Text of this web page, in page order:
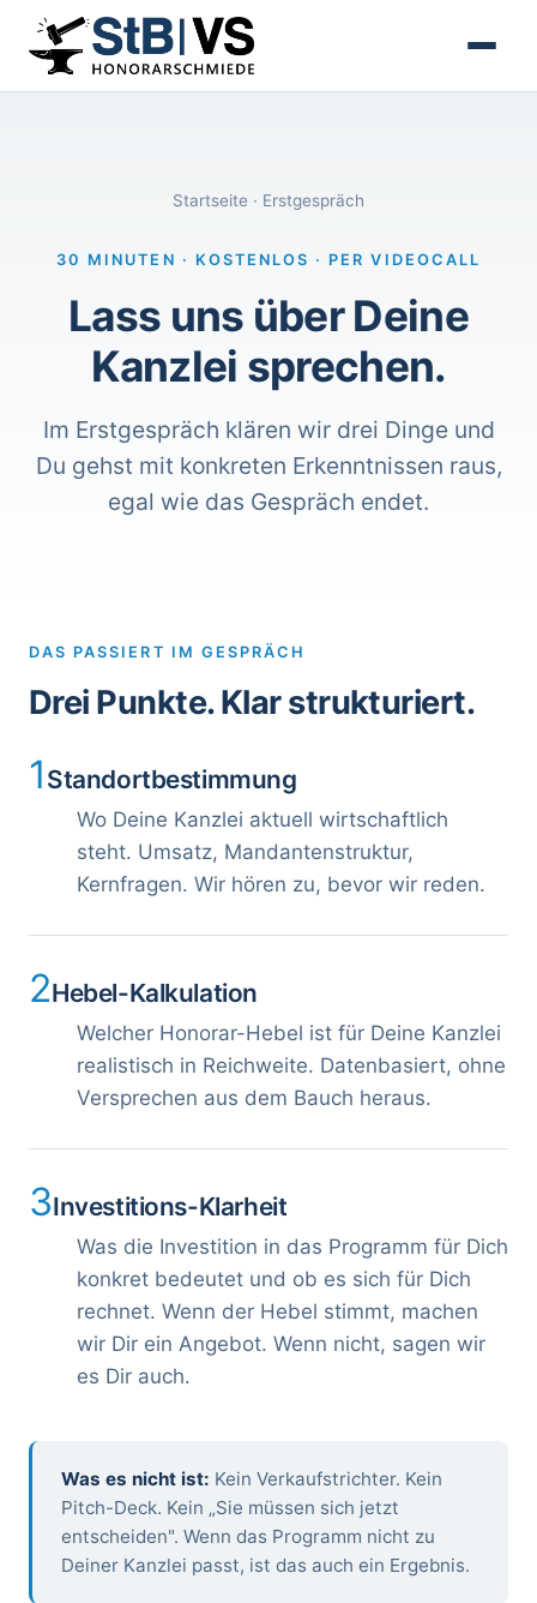
Startseite · Erstgespräch
30 MINUTEN · KOSTENLOS · PER VIDEOCALL
Lass uns über Deine
Kanzlei sprechen.
Im Erstgespräch klären wir drei Dinge und
Du gehst mit konkreten Erkenntnissen raus,
egal wie das Gespräch endet.
DAS PASSIERT IM GESPRÄCH
Drei Punkte. Klar strukturiert.
1 Standortbestimmung
Wo Deine Kanzlei aktuell wirtschaftlich
steht. Umsatz, Mandantenstruktur,
Kernfragen. Wir hören zu, bevor wir reden.
2Hebel-Kalkulation
Welcher Honorar-Hebel ist für Deine Kanzlei
realistisch in Reichweite. Datenbasiert, ohne
Versprechen aus dem Bauch heraus.
3Investitions-Klarheit
Was die Investition in das Programm für Dich
konkret bedeutet und ob es sich für Dich
rechnet. Wenn der Hebel stimmt, machen
wir Dir ein Angebot. Wenn nicht, sagen wir
es Dir auch.
Was es nicht ist: Kein Verkaufstrichter. Kein
Pitch-Deck. Kein „Sie müssen sich jetzt
entscheiden". Wenn das Programm nicht zu
Deiner Kanzlei passt, ist das auch ein Ergebnis.